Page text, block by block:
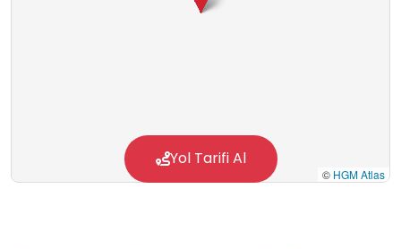
Tarihî ve Manevi Kimliği: Alan, Osmanlı
Paşa Külliyesi ile manevi bir bağ kuran lagün,
yüzyıllardır hem doğanın hem de tarihin iç içe
geçtiği bir miras alanıdır.
© HGM Atlas
Yol Tarifi Al